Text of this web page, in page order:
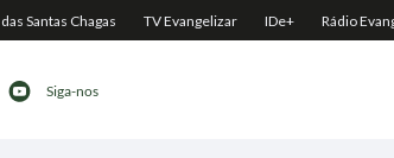
Siga-nos